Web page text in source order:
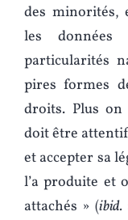
des minorités,
les
particularités
pires formes
droits. Plus on
doit être
et accepter sa
l’a produite et
attachés » (ibid.